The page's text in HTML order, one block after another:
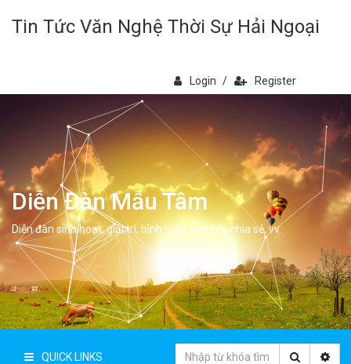
Tin Tức Văn Nghệ Thời Sự Hải Ngoại
Login / Register
Diễn Đàn Mẫu Tâm
Diễn đàn sinh hoạt, giải trí, bình luân, học hỏi, chia sẻ, vv.
QUICK LINKS